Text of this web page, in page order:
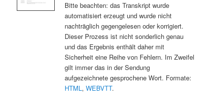
Bitte beachten: das Transkript wurde
automatisiert erzeugt und wurde nicht
nachträglich gegengelesen oder korrigiert.
Dieser Prozess ist nicht sonderlich genau
und das Ergebnis enthält daher mit
Sicherheit eine Reihe von Fehlern. Im Zweifel
gilt immer das in der Sendung
aufgezeichnete gesprochene Wort. Formate:
HTML, WEBVTT.